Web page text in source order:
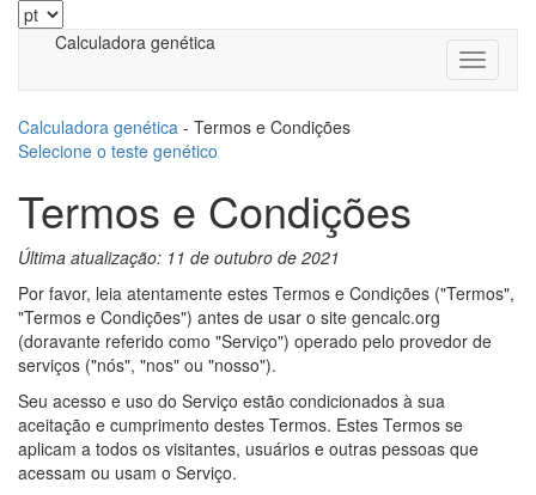
Calculadora genética
Calculadora genética - Termos e Condições
Selecione o teste genético
Termos e Condições
Última atualização: 11 de outubro de 2021
Por favor, leia atentamente estes Termos e Condições ("Termos",
"Termos e Condições") antes de usar o site gencalc.org
(doravante referido como "Serviço") operado pelo provedor de
serviços ("nós", "nos" ou "nosso").
Seu acesso e uso do Serviço estão condicionados à sua
aceitação e cumprimento destes Termos. Estes Termos se
aplicam a todos os visitantes, usuários e outras pessoas que
acessam ou usam o Serviço.